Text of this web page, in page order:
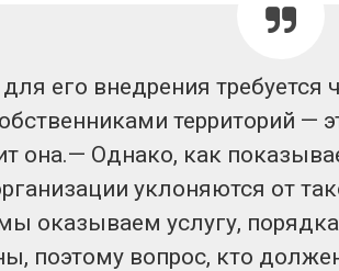
его внедрения требуется
территорий —
она.— Однако, как
уклоняются от
оказываем услугу,
поэтому вопрос, кто